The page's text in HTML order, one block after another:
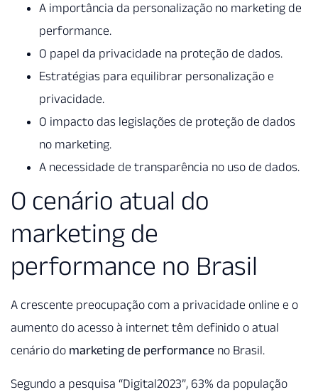
A importância da personalização no marketing de
performance.
O papel da privacidade na proteção de dados.
Estratégias para equilibrar personalização e
privacidade.
O impacto das legislações de proteção de dados
no marketing.
A necessidade de transparência no uso de dados.
O cenário atual do
marketing de
performance no Brasil
A crescente preocupação com a privacidade online e o
aumento do acesso à internet têm definido o atual
cenário do marketing de performance no Brasil.
Segundo a pesquisa “Digital2023”, 63% da população